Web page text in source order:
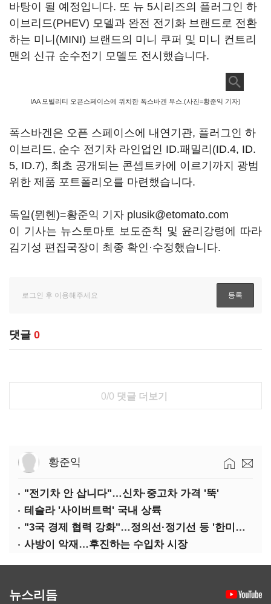
바탕이 될 예정입니다. 또 뉴 5시리즈의 플러그인 하
이브리드(PHEV) 모델과 완전 전기화 브랜드로 전환
하는 미니(MINI) 브랜드의 미니 쿠퍼 및 미니 컨트리
맨의 신규 순수전기 모델도 전시했습니다.
IAA 모빌리티 오픈스페이스에 위치한 폭스바겐 부스.(사진=황준익 기자)
폭스바겐은 오픈 스페이스에 내연기관, 플러그인 하
이브리드, 순수 전기차 라인업인 ID.패밀리(ID.4, ID.
5, ID.7), 최초 공개되는 콘셉트카에 이르기까지 광범
위한 제품 포트폴리오를 마련했습니다.
독일(뮌헨)=황준익 기자 plusik@etomato.com
이 기사는 뉴스토마토 보도준칙 및 윤리강령에 따라
김기성 편집국장이 최종 확인·수정했습니다.
댓글 0
0/0 댓글 더보기
황준익
"전기차 안 삽니다"…신차·중고차 가격 '뚝'
테슬라 '사이버트럭' 국내 상륙
"3국 경제 협력 강화"…정의선·정기선 등 '한미일 경제대화' 참석
사방이 악재…후진하는 수입차 시장
뉴스리듬